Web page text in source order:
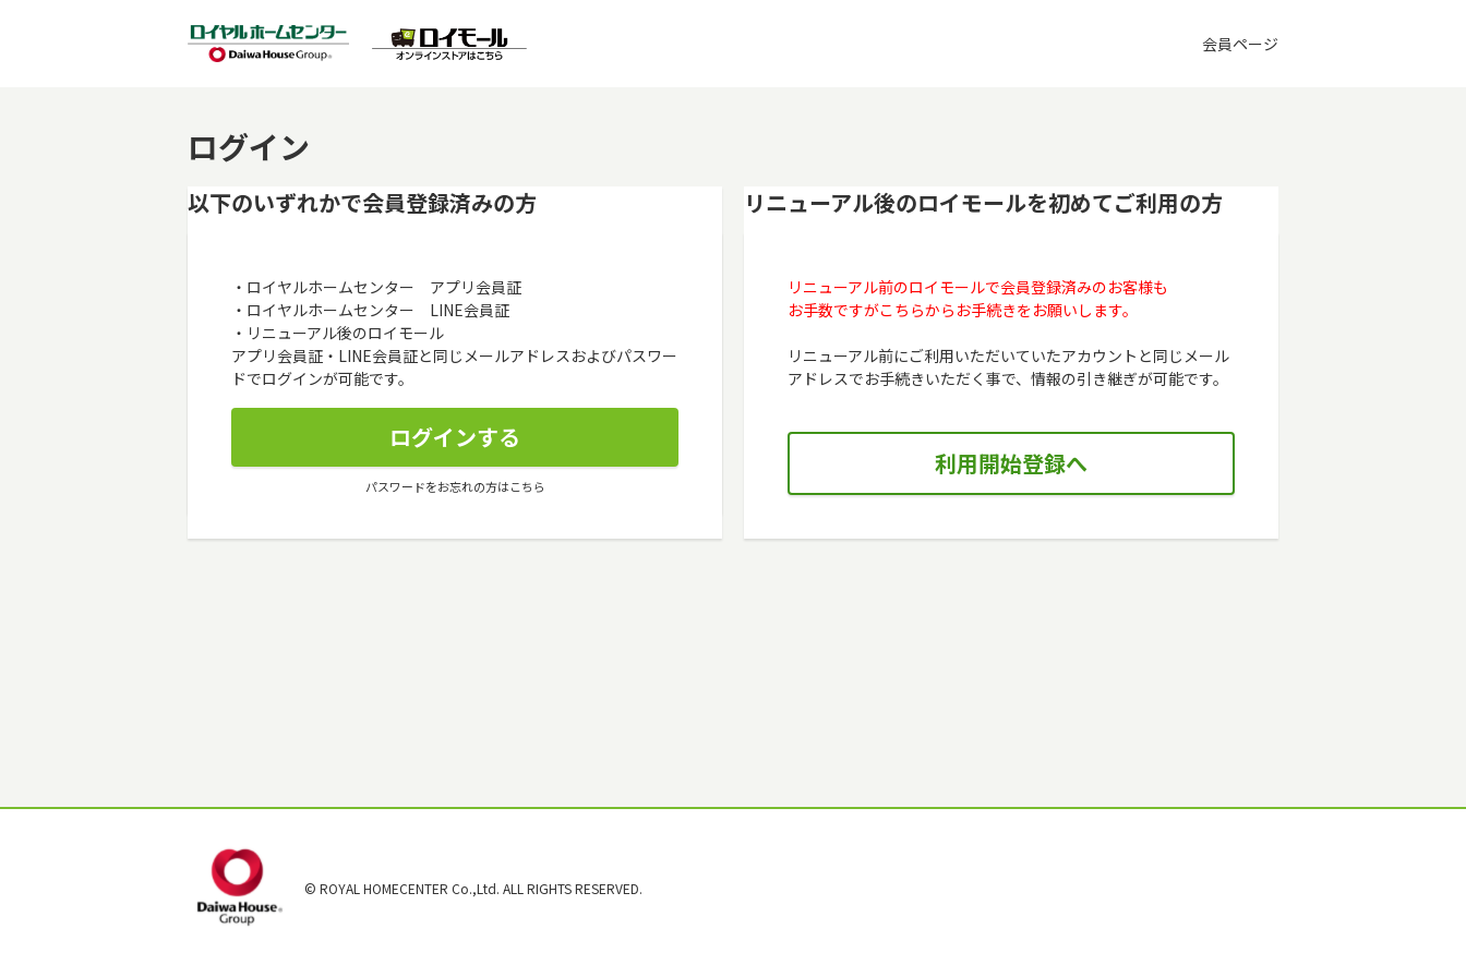
会員ページ
ログイン
以下のいずれかで会員登録済みの方
・ロイヤルホームセンター アプリ会員証
・ロイヤルホームセンター LINE会員証
・リニューアル後のロイモール
アプリ会員証・LINE会員証と同じメールアドレスおよびパスワー
ドでログインが可能です。
パスワードをお忘れの方はこちら
リニューアル後のロイモールを初めてご利用の方
リニューアル前のロイモールで会員登録済みのお客様も
お手数ですがこちらからお手続きをお願いします。
リニューアル前にご利用いただいていたアカウントと同じメール
アドレスでお手続きいただく事で、情報の引き継ぎが可能です。
© ROYAL HOMECENTER Co.,Ltd. ALL RIGHTS RESERVED.